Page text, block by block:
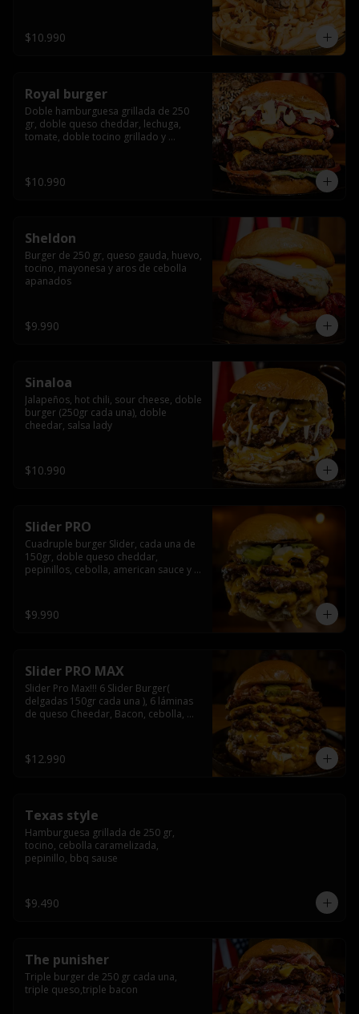
$10.990
Royal burger
Doble hamburguesa grillada de 250
gr, doble queso cheddar, lechuga,
tomate, doble tocino grillado y
salsa de queso cheddar.
$10.990
Sheldon
Burger de 250 gr, queso gauda, huevo,
tocino, mayonesa y aros de cebolla
apanados
$9.990
Sinaloa
Jalapeños, hot chili, sour cheese, doble
burger (250gr cada una), doble
cheedar, salsa lady
$10.990
Slider PRO
Cuadruple burger Slider, cada una de
150gr, doble queso cheddar,
pepinillos, cebolla, american sauce y
$9.990
Slider PRO MAX
Slider Pro Max!!! 6 Slider Burger(
delgadas 150gr cada una ), 6 láminas
de queso Cheedar, Bacon, cebolla,
$12.990
Texas style
Hamburguesa grillada de 250 gr,
tocino, cebolla caramelizada,
pepinillo, bbq sause
$9.490
The punisher
Triple burger de 250 gr cada una,
triple queso,triple bacon